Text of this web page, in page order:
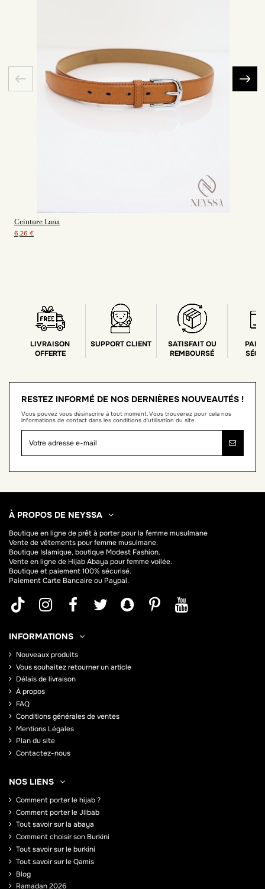
Ceinture Lana
6,26 €
LIVRAISON
OFFERTE
SUPPORT CLIENT
SATISFAIT OU
REMBOURSÉ
RESTEZ INFORMÉ DE NOS DERNIÈRES NOUVEAUTÉS !
Vous pouvez vous désinscrire à tout moment. Vous trouverez pour cela nos
informations de contact dans les conditions d'utilisation du site.
À PROPOS DE NEYSSA
Boutique en ligne deprêt à porter pour la femme musulmane
Vente de vêtements pour femme musulmane.
Boutique Islamique, boutique Modest Fashion.
Vente en ligne de HijabAbaya pour femme voilée.
Boutique et paiement 100% sécurisé.
Paiement Carte Bancaire ou Paypal.
INFORMATIONS
Nouveaux produits
Vous souhaitez retourner un article
Délais de livraison
À propos
FAQ
Conditions générales de ventes
Mentions Légales
Plan du site
Contactez-nous
NOS LIENS
Comment porter le hijab ?
Comment porter le Jilbab
Tout savoir sur la abaya
Comment choisir son Burkini
Tout savoir sur le burkini
Tout savoir sur le Qamis
Blog
Ramadan 2026